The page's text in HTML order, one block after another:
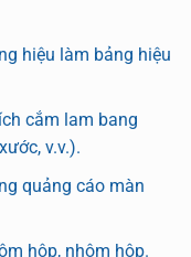
hiệu làm bảng hiệu
cắm lam bang
v.v.).
quảng cáo màn
hộp, nhôm hộp.